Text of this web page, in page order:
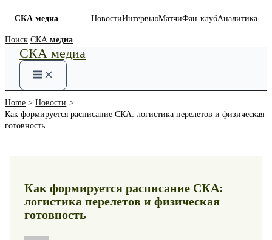
СКА медиа НовостиИнтервьюМатчиФан-клубАналитика
Skip
content
Поиск СКА медиа
СКА медиа
Home
Новости
Как формируется расписание СКА: логистика перелетов и физическая
готовность
Как формируется расписание СКА:
логистика перелетов и физическая
готовность